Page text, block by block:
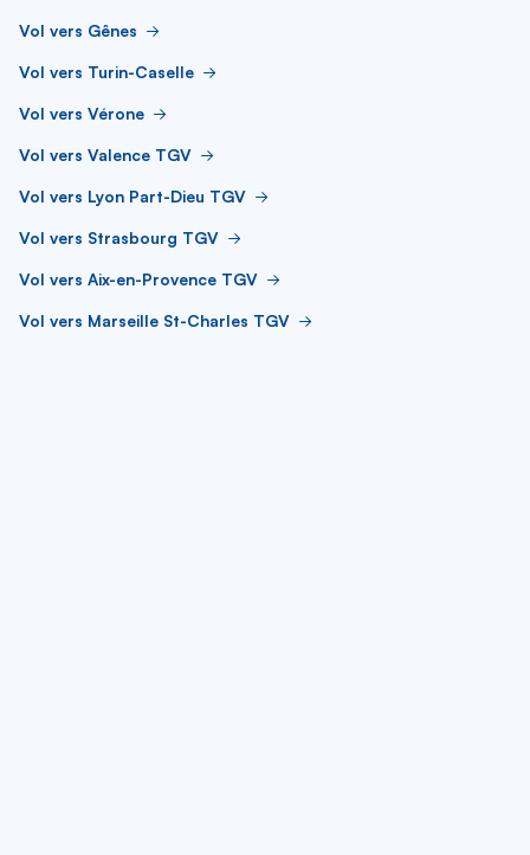
Vol vers Gênes
Vol vers Turin-Caselle
Vol vers Vérone
Vol vers Valence TGV
Vol vers Lyon Part-Dieu TGV
Vol vers Strasbourg TGV
Vol vers Aix-en-Provence TGV
Vol vers Marseille St-Charles TGV